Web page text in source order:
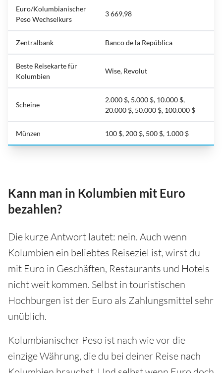
Euro/Kolumbianischer
Peso Wechselkurs
3 669,98
Zentralbank Banco de la República
Beste Reisekarte für
Kolumbien
Wise, Revolut
Scheine
2.000 $, 5.000 $, 10.000 $,
20.000 $, 50.000 $, 100.000 $
Münzen 100 $, 200 $, 500 $, 1.000 $
Kann man in Kolumbien mit Euro
bezahlen?
Die kurze Antwort lautet: nein. Auch wenn
Kolumbien ein beliebtes Reiseziel ist, wirst du
mit Euro in Geschäften, Restaurants und Hotels
nicht weit kommen. Selbst in touristischen
Hochburgen ist der Euro als Zahlungsmittel sehr
unüblich.
Kolumbianischer Peso ist nach wie vor die
einzige Währung, die du bei deiner Reise nach